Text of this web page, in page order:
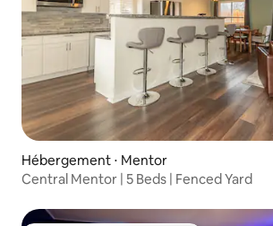
Hébergement ⋅ Mentor
Central Mentor | 5 Beds | Fenced Yard